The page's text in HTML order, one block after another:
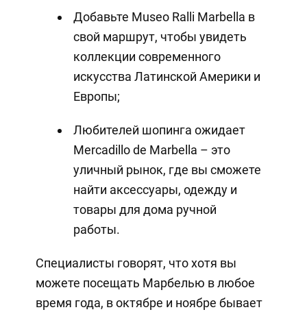
Добавьте Museo Ralli Marbella в
свой маршрут, чтобы увидеть
коллекции современного
искусства Латинской Америки и
Европы;
Любителей шопинга ожидает
Mercadillo de Marbella – это
уличный рынок, где вы сможете
найти аксессуары, одежду и
товары для дома ручной
работы.
Специалисты говорят, что хотя вы
можете посещать Марбелью в любое
время года, в октябре и ноябре бывает